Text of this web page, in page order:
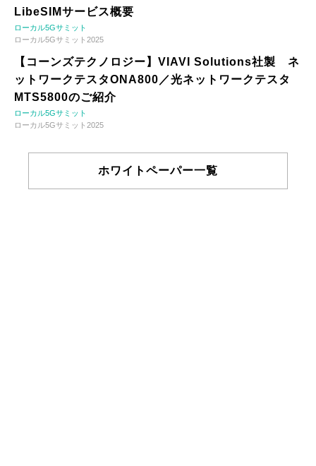
LibeSIMサービス概要
ローカル5Gサミット
ローカル5Gサミット2025
【コーンズテクノロジー】VIAVI Solutions社製 ネ
ットワークテスタONA800／光ネットワークテスタ
MTS5800のご紹介
ローカル5Gサミット
ローカル5Gサミット2025
ホワイトペーパー一覧